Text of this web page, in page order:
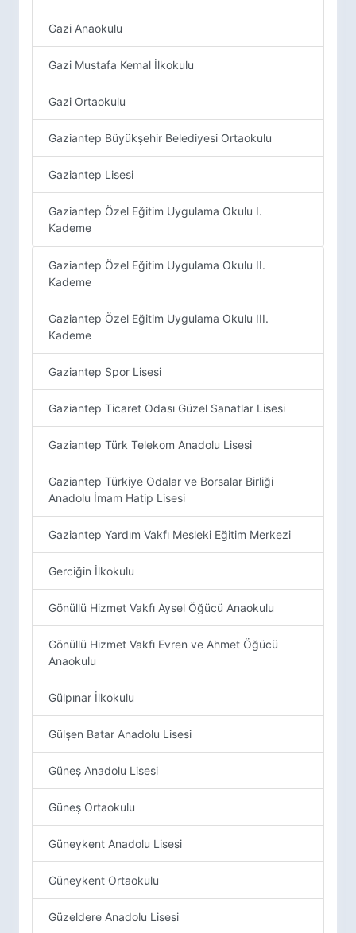
Gazi Anaokulu
Gazi Mustafa Kemal İlkokulu
Gazi Ortaokulu
Gaziantep Büyükşehir Belediyesi Ortaokulu
Gaziantep Lisesi
Gaziantep Özel Eğitim Uygulama Okulu I.
Kademe
Gaziantep Özel Eğitim Uygulama Okulu II.
Kademe
Gaziantep Özel Eğitim Uygulama Okulu III.
Kademe
Gaziantep Spor Lisesi
Gaziantep Ticaret Odası Güzel Sanatlar Lisesi
Gaziantep Türk Telekom Anadolu Lisesi
Gaziantep Türkiye Odalar ve Borsalar Birliği
Anadolu İmam Hatip Lisesi
Gaziantep Yardım Vakfı Mesleki Eğitim Merkezi
Gerciğin İlkokulu
Gönüllü Hizmet Vakfı Aysel Öğücü Anaokulu
Gönüllü Hizmet Vakfı Evren ve Ahmet Öğücü
Anaokulu
Gülpınar İlkokulu
Gülşen Batar Anadolu Lisesi
Güneş Anadolu Lisesi
Güneş Ortaokulu
Güneykent Anadolu Lisesi
Güneykent Ortaokulu
Güzeldere Anadolu Lisesi